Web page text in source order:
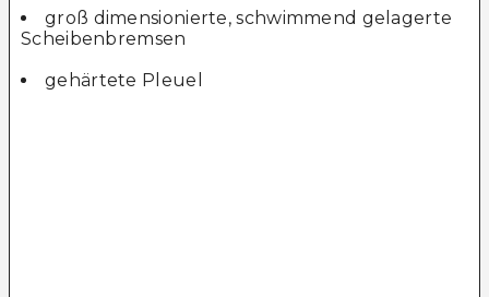
groß dimensionierte, schwimmend gelagerte
Scheibenbremsen
gehärtete Pleuel